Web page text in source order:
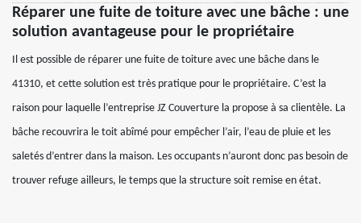
Réparer une fuite de toiture avec une bâche : une
solution avantageuse pour le propriétaire
Il est possible de réparer une fuite de toiture avec une bâche dans le
41310, et cette solution est très pratique pour le propriétaire. C’est la
raison pour laquelle l’entreprise JZ Couverture la propose à sa clientèle. La
bâche recouvrira le toit abîmé pour empêcher l’air, l’eau de pluie et les
saletés d’entrer dans la maison. Les occupants n’auront donc pas besoin de
trouver refuge ailleurs, le temps que la structure soit remise en état.